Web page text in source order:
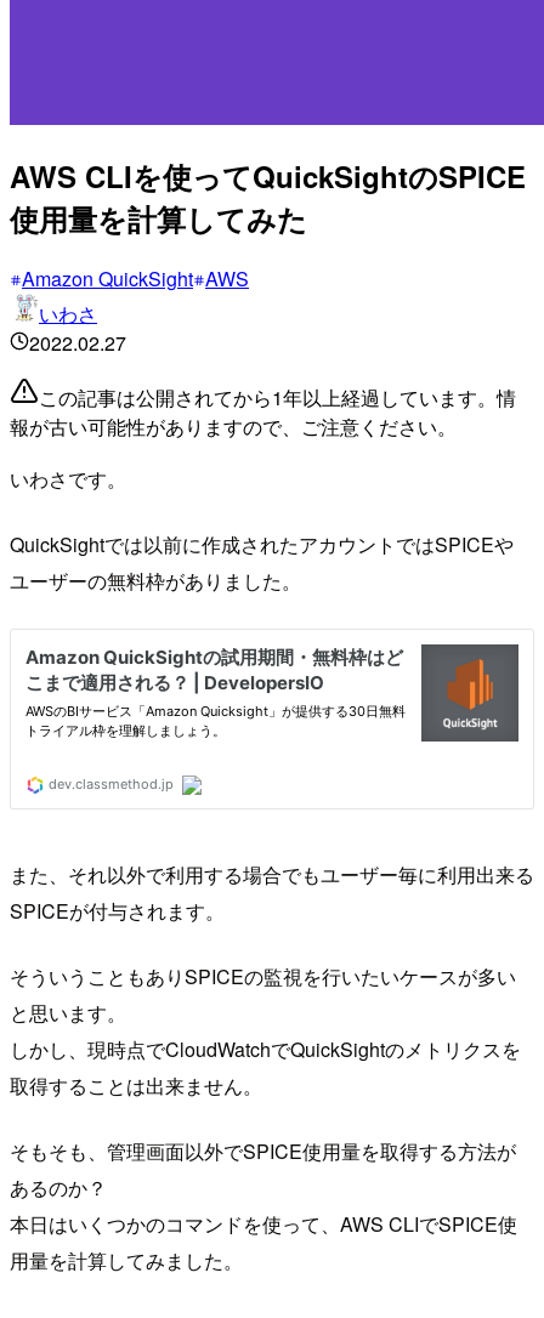
AWS CLIを使ってQuickSightのSPICE
使用量を計算してみた
Amazon QuickSight AWS
いわさ
2022.02.27
この記事は公開されてから1年以上経過しています。情
報が古い可能性がありますので、ご注意ください。
いわさです。
QuickSightでは以前に作成されたアカウントではSPICEや
ユーザーの無料枠がありました。
また、それ以外で利用する場合でもユーザー毎に利用出来る
SPICEが付与されます。
そういうこともありSPICEの監視を行いたいケースが多い
と思います。
しかし、現時点でCloudWatchでQuickSightのメトリクスを
取得することは出来ません。
そもそも、管理画面以外でSPICE使用量を取得する方法が
あるのか？
本日はいくつかのコマンドを使って、AWS CLIでSPICE使
用量を計算してみました。